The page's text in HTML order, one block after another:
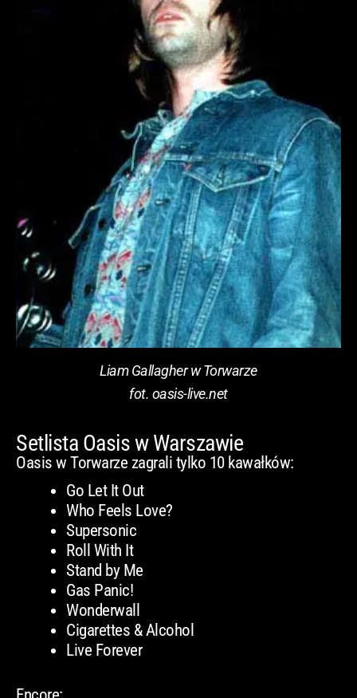
Liam Gallagher w Torwarze
fot. oasis-live.net
Setlista Oasis w Warszawie
Oasis w Torwarze zagrali tylko 10 kawałków:
Go Let It Out
Who Feels Love?
Supersonic
Roll With It
Stand by Me
Gas Panic!
Wonderwall
Cigarettes & Alcohol
Live Forever